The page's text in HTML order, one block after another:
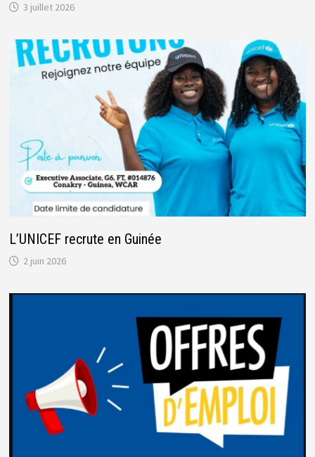
3 juillet 2026
L’UNICEF recrute en Guinée
2 juin 2026